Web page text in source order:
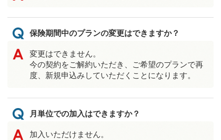
保険期間中のプランの変更はできますか？
変更はできません。
今の契約をご解約いただき、ご希望のプランで再
度、新規申込みしていただくことになります。
月単位での加入はできますか？
加入いただけません。